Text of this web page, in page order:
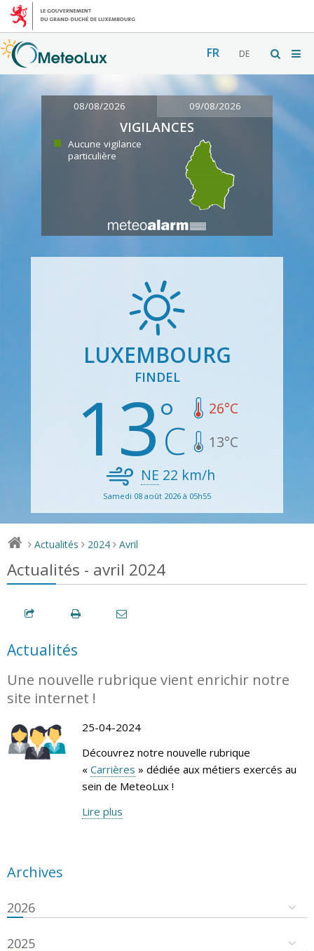
FR DE
08/08/2026 09/08/2026
VIGILANCES
Aucune vigilance
particulière
LUXEMBOURG
FINDEL
13 26°C
13°C
NE 22 km/h
Samedi 08 août 2026 à 05h55
> Actualités > 2024 > Avril
Actualités - avril 2024
Actualités
Une nouvelle rubrique vient enrichir notre
site internet !
25-04-2024
Découvrez notre nouvelle rubrique
« Carrières » dédiée aux métiers exercés au
sein de MeteoLux !
Lire plus
Archives
2026
2025